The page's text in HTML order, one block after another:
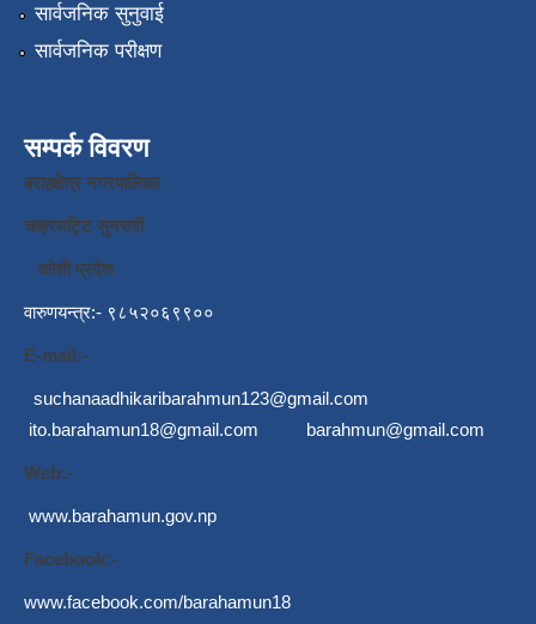
सार्वजनिक सुनुवाई
सार्वजनिक परीक्षण
सम्पर्क विवरण
बराहक्षेत्र नगरपालिका
चक्रघट्टि सुनसरी
कोशी प्रदेश
वारुणयन्त्र:- ९८५२०६९९००
E-mail:-
suchanaadhikaribarahmun123@gmail.com
ito.barahamun18@gmail.com
barahmun@gmail.com
Web:-
www.barahamun.gov.np
Facebook:-
www.facebook.com/barahamun18